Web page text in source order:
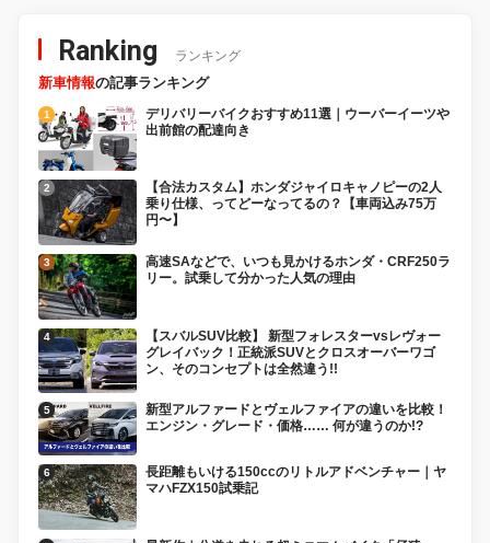
Ranking ランキング
新車情報の記事ランキング
デリバリーバイクおすすめ11選｜ウーバーイーツや
出前館の配達向き
【合法カスタム】ホンダジャイロキャノピーの2人
乗り仕様、ってどーなってるの？【車両込み75万
円〜】
高速SAなどで、いつも見かけるホンダ・CRF250ラ
リー。試乗して分かった人気の理由
【スバルSUV比較】 新型フォレスターvsレヴォー
グレイバック！正統派SUVとクロスオーバーワゴ
ン、そのコンセプトは全然違う!!
新型アルファードとヴェルファイアの違いを比較！
エンジン・グレード・価格…… 何が違うのか!?
長距離もいける150ccのリトルアドベンチャー｜ヤ
マハFZX150試乗記